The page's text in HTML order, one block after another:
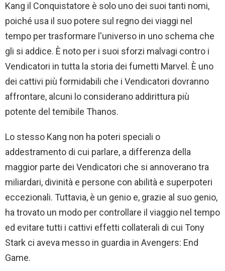
Kang il Conquistatore è solo uno dei suoi tanti nomi,
poiché usa il suo potere sul regno dei viaggi nel
tempo per trasformare l'universo in uno schema che
gli si addice. È noto per i suoi sforzi malvagi contro i
Vendicatori in tutta la storia dei fumetti Marvel. È uno
dei cattivi più formidabili che i Vendicatori dovranno
affrontare, alcuni lo considerano addirittura più
potente del temibile Thanos.
Lo stesso Kang non ha poteri speciali o
addestramento di cui parlare, a differenza della
maggior parte dei Vendicatori che si annoverano tra
miliardari, divinità e persone con abilità e superpoteri
eccezionali. Tuttavia, è un genio e, grazie al suo genio,
ha trovato un modo per controllare il viaggio nel tempo
ed evitare tutti i cattivi effetti collaterali di cui Tony
Stark ci aveva messo in guardia in Avengers: End
Game.